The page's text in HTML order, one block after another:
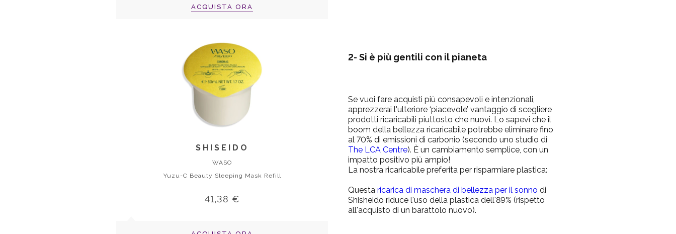
ACQUISTA ORA
SHISEIDO
WASO
Yuzu-C Beauty Sleeping Mask Refill
41,38 €
2- Si è più gentili con il pianeta
Se vuoi fare acquisti più consapevoli e intenzionali,
apprezzerai l'ulteriore ‘piacevole’ vantaggio di scegliere
prodotti ricaricabili piuttosto che nuovi. Lo sapevi che il
boom della bellezza ricaricabile potrebbe eliminare fino
al 70% di emissioni di carbonio (secondo uno studio di
The LCA Centre). È un cambiamento semplice, con un
impatto positivo più ampio!
La nostra ricaricabile preferita per risparmiare plastica:
Questa ricarica di maschera di bellezza per il sonno di
Shisheido riduce l'uso della plastica dell'89% (rispetto
all'acquisto di un barattolo nuovo).